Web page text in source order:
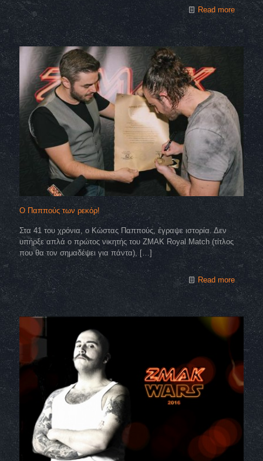
Read more
Ο Παππούς των ρεκόρ!
Στα 41 του χρόνια, ο Κώστας Παππούς, έγραψε ιστορία. Δεν
υπήρξε απλά ο πρώτος νικητής του ΖΜΑΚ Royal Match (τίτλος
που θα τον σημαδέψει για πάντα), […]
Read more